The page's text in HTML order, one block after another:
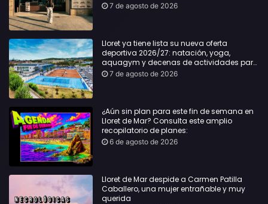
7 de agosto de 2026
Lloret ya tiene lista su nueva oferta
deportiva 2026/27: natación, yoga,
aquagym y decenas de actividades para
todas las edades
7 de agosto de 2026
¿Aún sin plan para este fin de semana en
Lloret de Mar? Consulta este amplio
recopilatorio de planes:
6 de agosto de 2026
Lloret de Mar despide a Carmen Patilla
Caballero, una mujer entrañable y muy
querida